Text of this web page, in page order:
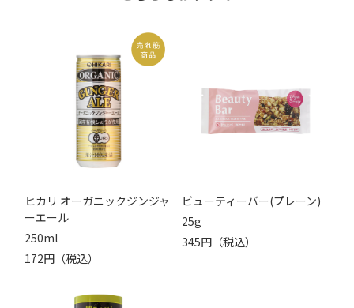
ヒカリ オーガニックジンジャ
ーエール
250ml
172円（税込）
ビューティーバー(プレーン)
25g
345円（税込）